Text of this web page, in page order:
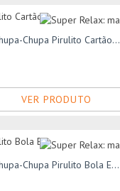
Chupa Pirulito Cartão...
VER PRODUTO
Chupa Pirulito Bola E...